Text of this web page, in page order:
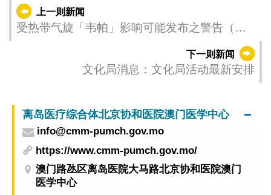
上一则新闻
受热带气旋「韦帕」影响可能发布之警告（更
下一则新闻
文化局消息：文化局活动最新安排
离岛医疗综合体北京协和医院澳门医学中心
info@cmm-pumch.gov.mo
https://www.cmm-pumch.gov.mo/
澳门路氹区离岛医院大马路北京协和医院澳门
医学中心